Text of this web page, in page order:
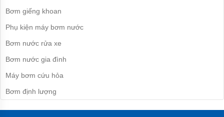
bán
chân
không
Máy
ly
bơm
gia
đình
Bơm giếng khoan
Phụ kiện máy bơm nước
Bơm nước rửa xe
Bơm nước gia đình
Máy bơm cứu hỏa
Bơm định lượng